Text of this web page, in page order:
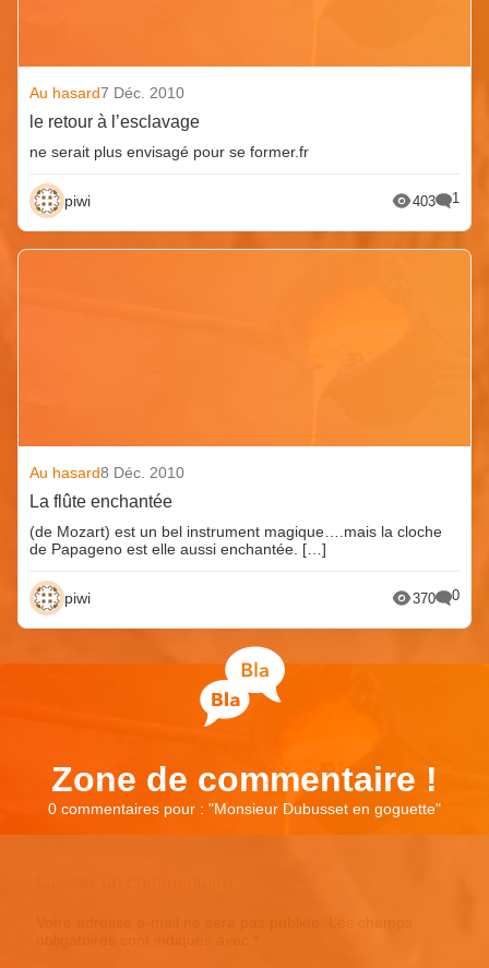
Au hasard7 Déc. 2010
le retour à l’esclavage
ne serait plus envisagé pour se former.fr
piwi 403 1
Au hasard8 Déc. 2010
La flûte enchantée
(de Mozart) est un bel instrument magique….mais la cloche
de Papageno est elle aussi enchantée. […]
piwi 370 0
Zone de commentaire !
0 commentaires pour : "Monsieur Dubusset en goguette"